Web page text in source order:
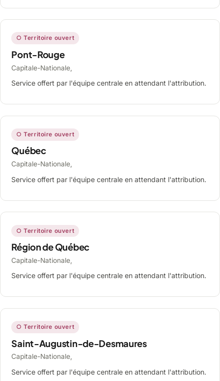
○ Territoire ouvert
Pont-Rouge
Capitale-Nationale,
Service offert par l'équipe centrale en attendant l'attribution.
○ Territoire ouvert
Québec
Capitale-Nationale,
Service offert par l'équipe centrale en attendant l'attribution.
○ Territoire ouvert
Région de Québec
Capitale-Nationale,
Service offert par l'équipe centrale en attendant l'attribution.
○ Territoire ouvert
Saint-Augustin-de-Desmaures
Capitale-Nationale,
Service offert par l'équipe centrale en attendant l'attribution.